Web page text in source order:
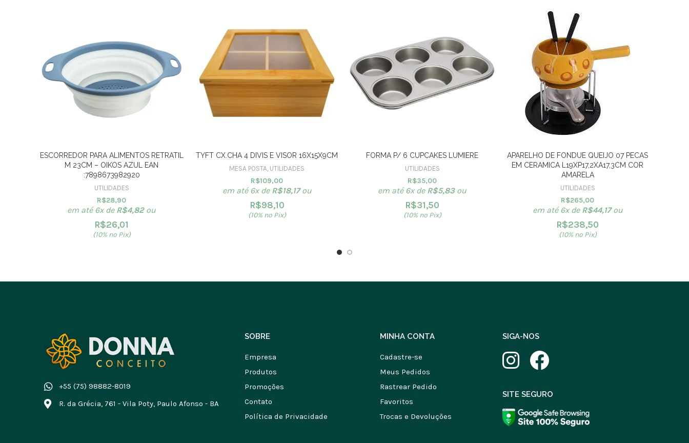
ESCORREDOR PARA ALIMENTOS RETRATIL
M 23CM – OIKOS AZUL EAN
:7898673982920
UTILIDADES
R$28,90
em até 6x de R$4,82ou
R$26,01
(10% no Pix)
TYFT CX.CHA 4 DIVIS E VISOR 16X15X9CM
MESA POSTA, UTILIDADES
R$109,00
em até 6x de R$18,17ou
R$98,10
(10% no Pix)
FORMA P/ 6 CUPCAKES LUMIERE
UTILIDADES
R$35,00
em até 6x de R$5,83ou
R$31,50
(10% no Pix)
APARELHO DE FONDUE QUEIJO 07 PECAS
EM CERAMICA L19XP17,2XA17,3CM COR
AMARELA
UTILIDADES
R$265,00
em até 6x de R$44,17ou
R$238,50
(10% no Pix)
+55 (75) 98882-8019
R. da Grécia, 761 - Vila Poty, Paulo Afonso - BA
SOBRE
Empresa
Produtos
Promoções
Contato
Política de Privacidade
MINHA CONTA
Cadastre-se
Meus Pedidos
Rastrear Pedido
Favoritos
Trocas e Devoluções
SIGA-NOS
SITE SEGURO